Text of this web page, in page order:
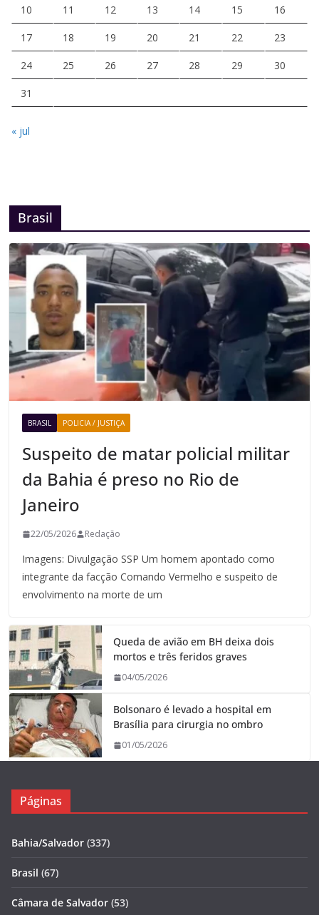
10 11 12 13 14 15 16
17 18 19 20 21 22 23
24 25 26 27 28 29 30
31
« jul
Brasil
BRASIL POLICIA / JUSTIÇA
Suspeito de matar policial militar
da Bahia é preso no Rio de
Janeiro
22/05/2026 Redação
Imagens: Divulgação SSP Um homem apontado como
integrante da facção Comando Vermelho e suspeito de
envolvimento na morte de um
Queda de avião em BH deixa dois
mortos e três feridos graves
04/05/2026
Bolsonaro é levado a hospital em
Brasília para cirurgia no ombro
01/05/2026
Páginas
Bahia/Salvador (337)
Brasil (67)
Câmara de Salvador (53)